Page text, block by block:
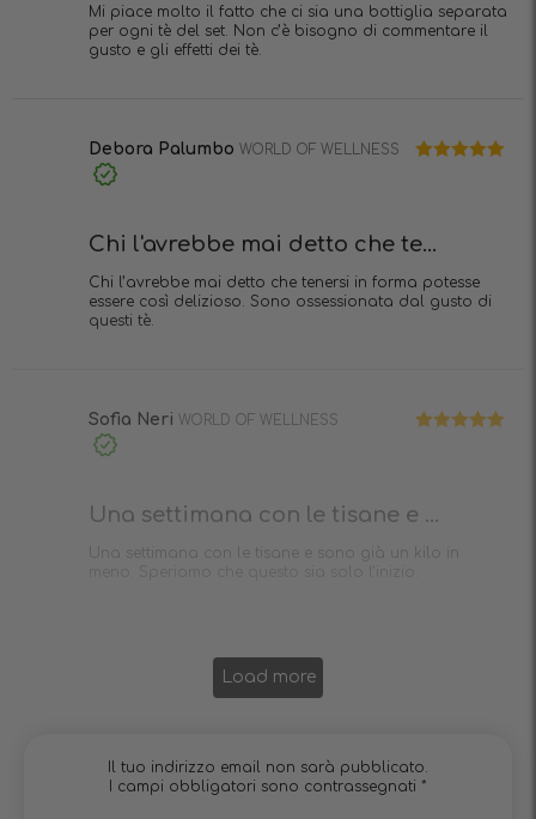
Mi piace molto il fatto che ci sia una bottiglia separata
per ogni tè del set. Non c’è bisogno di commentare il
gusto e gli effetti dei tè.
Debora Palumbo WORLD OF WELLNESS
Chi l'avrebbe mai detto che te...
Chi l’avrebbe mai detto che tenersi in forma potesse
essere così delizioso. Sono ossessionata dal gusto di
questi tè.
Sofia Neri WORLD OF WELLNESS
Una settimana con le tisane e ...
Una settimana con le tisane e sono già un kilo in
Load more
Il tuo indirizzo email non sarà pubblicato.
I campi obbligatori sono contrassegnati *